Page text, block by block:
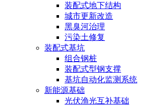
装配式地下结构
城市更新改造
黑臭河治理
污染土修复
装配式基坑
组合钢桩
装配式型钢支撑
基坑自动化监测系统
新能源基础
光伏渔光互补基础